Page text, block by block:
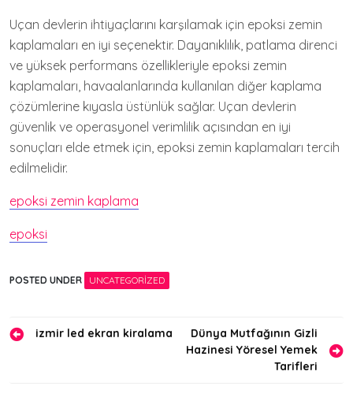
Uçan devlerin ihtiyaçlarını karşılamak için epoksi zemin
kaplamaları en iyi seçenektir. Dayanıklılık, patlama direnci
ve yüksek performans özellikleriyle epoksi zemin
kaplamaları, havaalanlarında kullanılan diğer kaplama
çözümlerine kıyasla üstünlük sağlar. Uçan devlerin
güvenlik ve operasyonel verimlilik açısından en iyi
sonuçları elde etmek için, epoksi zemin kaplamaları tercih
edilmelidir.
epoksi zemin kaplama
epoksi
POSTED UNDER UNCATEGORIZED
Yazıizmir led ekran kiralama
Dünya Mutfağının Gizli
Hazinesi Yöresel Yemek
Tarifleri